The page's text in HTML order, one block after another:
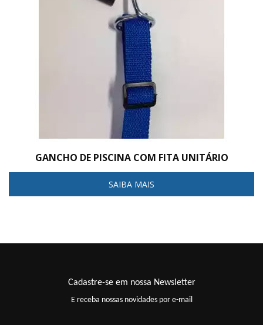
GANCHO DE PISCINA COM FITA UNITÁRIO
SAIBA MAIS
Cadastre-se em nossa Newsletter
E receba nossas novidades por e-mail